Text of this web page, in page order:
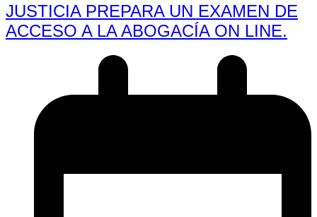
JUSTICIA PREPARA UN EXAMEN DE
ACCESO A LA ABOGACÍA ON LINE.